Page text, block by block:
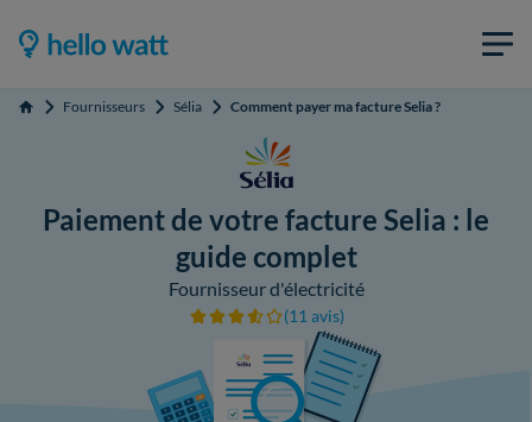
Accueil Fournisseurs Sélia Comment payer ma facture Selia ?
Paiement de votre facture Selia : le
guide complet
Fournisseur d'électricité
(11 avis)